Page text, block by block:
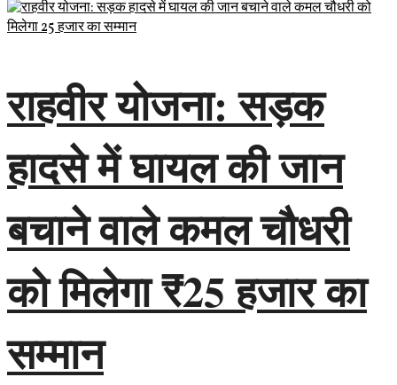
राहवीर योजना: सड़क
हादसे में घायल की जान
बचाने वाले कमल चौधरी
को मिलेगा ₹25 हजार का
सम्मान